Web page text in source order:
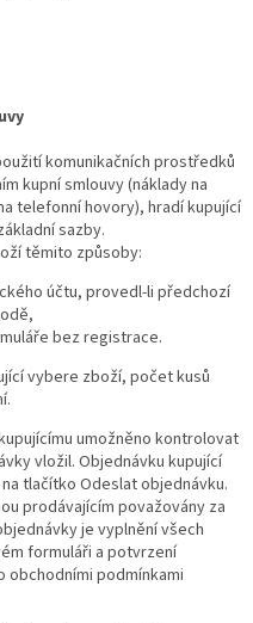
komunikačních prostředků
kupní smlouvy (náklady na
telefonní hovory), hradí kupující
sazby.
těmito způsoby:
účtu, provedl-li předchozí
bez registrace.
vybere zboží, počet kusů
umožněno kontrolovat
vložil. Objednávku kupující
tlačítko Odeslat objednávku.
prodávajícím považovány za
je vyplnění všech
formuláři a potvrzení
obchodními podmínkami